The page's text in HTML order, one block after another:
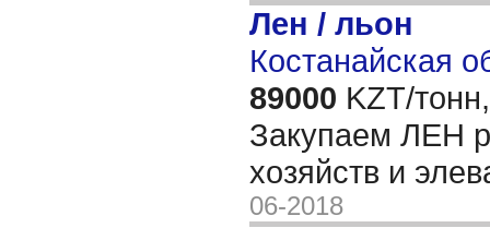
Лен / льон
Костанайская
89000 KZT/тонн,
Закупаем ЛЕН
хозяйств и
06-2018